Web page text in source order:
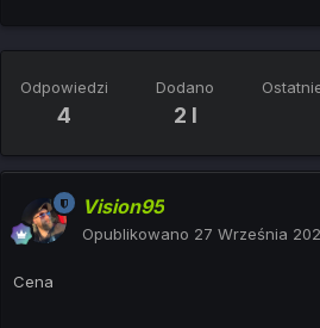
Odpowiedzi
4
Dodano
2 l
Vision95
Opublikowano 27 Września
Cena